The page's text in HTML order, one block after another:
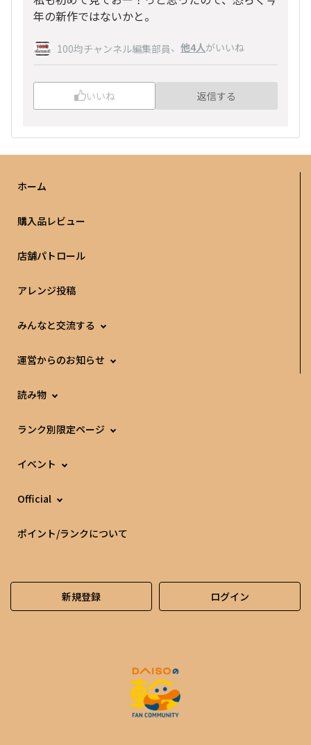
年の新作ではないかと。
100均チャンネル編集部員、 他4人がいいね
いいね 返信する
ホーム
購入品レビュー
店舗パトロール
アレンジ投稿
みんなと交流する
運営からのお知らせ
読み物
ランク別限定ページ
イベント
Official
ポイント/ランクについて
新規登録 ログイン